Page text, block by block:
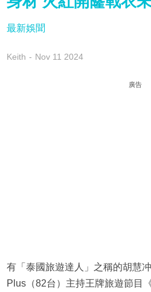
最新娛聞
Keith Nov 11 2024
廣告
有「泰國旅遊達人」之稱的胡慧
Plus（82台）主持王牌旅遊節目